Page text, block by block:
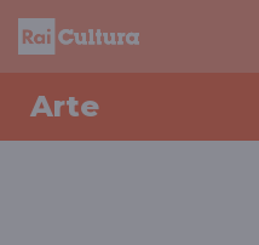
Arte